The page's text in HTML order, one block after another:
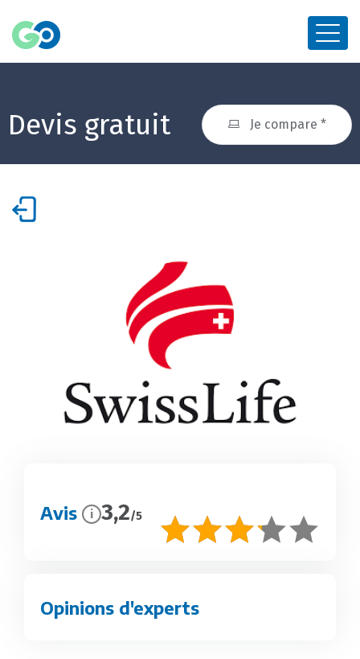
Devis gratuit Je compare *
Avis i 3,2/5
Opinions d'experts